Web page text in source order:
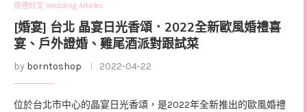
婚禮好文 Wedding Articles
[婚宴] 台北 晶宴日光香頌．2022全新歐風婚禮喜
宴、戶外證婚、雞尾酒派對跟試菜
by borntoshop 2022-04-22
位於台北市中心的晶宴日光香頌，是2022年全新推出的歐風婚禮